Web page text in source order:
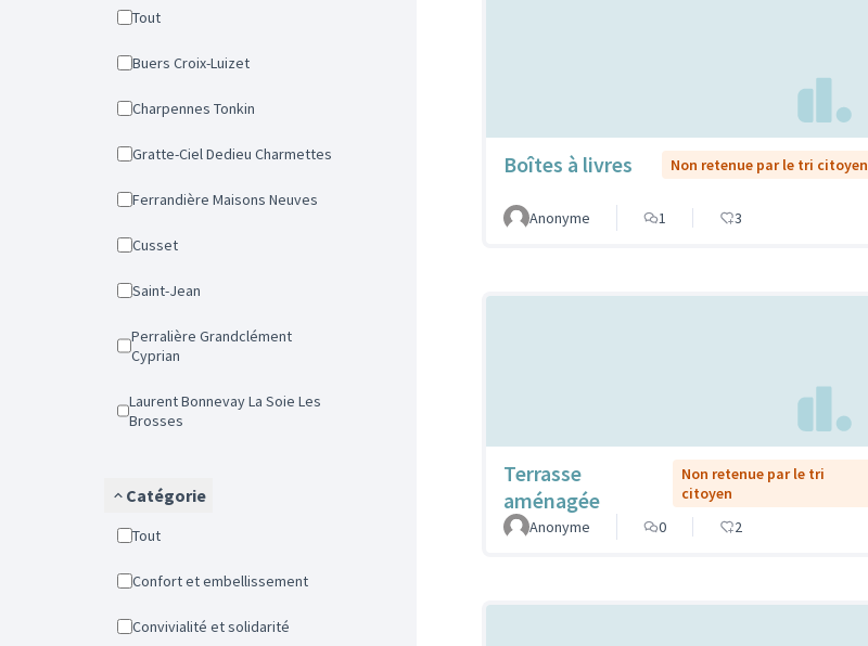
Tout
Buers Croix-Luizet
Charpennes Tonkin
Gratte-Ciel Dedieu Charmettes
Ferrandière Maisons Neuves
Cusset
Saint-Jean
Perralière Grandclément
Cyprian
Laurent Bonnevay La Soie Les
Brosses
Catégorie
Tout
Confort et embellissement
Convivialité et solidarité
Boîtes à livres Non retenue par le tri citoyen
Anonyme 1 3
Terrasse
aménagée
Non retenue par le tri
citoyen
Anonyme
0 2